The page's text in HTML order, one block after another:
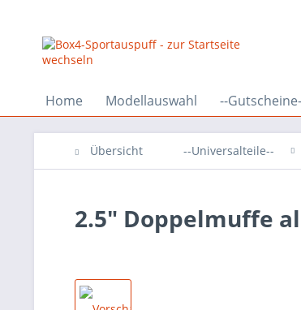
Home Modellauswahl --
Übersicht --Universalteile--
2.5" Doppelmuffe